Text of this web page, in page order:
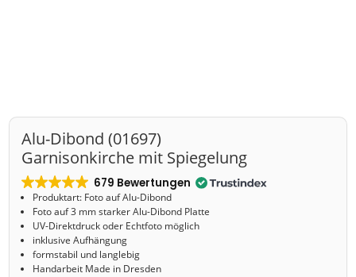
Alu-Dibond (01697)
Garnisonkirche mit Spiegelung
679 Bewertungen
Produktart: Foto auf Alu-Dibond
Foto auf 3 mm starker Alu-Dibond Platte
UV-Direktdruck oder Echtfoto möglich
inklusive Aufhängung
formstabil und langlebig
Handarbeit Made in Dresden